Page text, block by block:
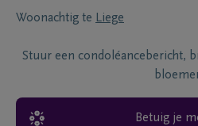
Woonachtig te Liege
Stuur een condoléancebericht,
Betuig je